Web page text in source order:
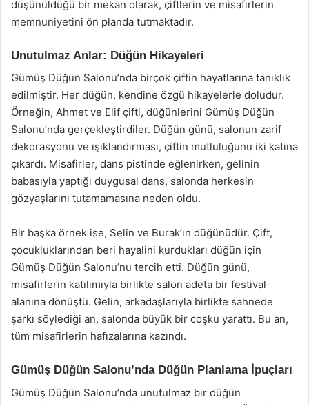
düşünüldüğü bir mekan olarak, çiftlerin ve misafirlerin
memnuniyetini ön planda tutmaktadır.
Unutulmaz Anlar: Düğün Hikayeleri
Gümüş Düğün Salonu’nda birçok çiftin hayatlarına tanıklık
edilmiştir. Her düğün, kendine özgü hikayelerle doludur.
Örneğin, Ahmet ve Elif çifti, düğünlerini Gümüş Düğün
Salonu’nda gerçekleştirdiler. Düğün günü, salonun zarif
dekorasyonu ve ışıklandırması, çiftin mutluluğunu iki katına
çıkardı. Misafirler, dans pistinde eğlenirken, gelinin
babasıyla yaptığı duygusal dans, salonda herkesin
gözyaşlarını tutamamasına neden oldu.
Bir başka örnek ise, Selin ve Burak’ın düğünüdür. Çift,
çocukluklarından beri hayalini kurdukları düğün için
Gümüş Düğün Salonu’nu tercih etti. Düğün günü,
misafirlerin katılımıyla birlikte salon adeta bir festival
alanına dönüştü. Gelin, arkadaşlarıyla birlikte sahnede
şarkı söylediği an, salonda büyük bir coşku yarattı. Bu an,
tüm misafirlerin hafızalarına kazındı.
Gümüş Düğün Salonu’nda Düğün Planlama İpuçları
Gümüş Düğün Salonu’nda unutulmaz bir düğün